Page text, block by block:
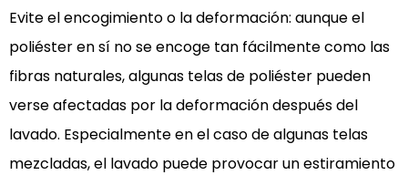
Evite el encogimiento o la deformación: aunque el
poliéster en sí no se encoge tan fácilmente como las
fibras naturales, algunas telas de poliéster pueden
verse afectadas por la deformación después del
lavado. Especialmente en el caso de algunas telas
mezcladas, el lavado puede provocar un estiramiento